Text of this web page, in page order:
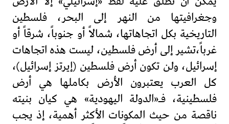
وجغرافيتها من النهر إلى البحر، فلسطين
التاريخية بكل اتجاهاتها، شمالاً أو جنوباً، شرقاً أو
غرباً،تشير إلى أرض فلسطين، ليست هذه اتجاهات
إسرائيل، ولن تكون أرض فلسطين (إيرتز إسرائيل)،
كل العرب يعتبرون الأرض بكاملها هي أرض
فلسطينية، فـ«الدولة اليهودية» هي كيان بنيته
ناقصة من حيث المكونات الأكثر أهمية، إذ يجب